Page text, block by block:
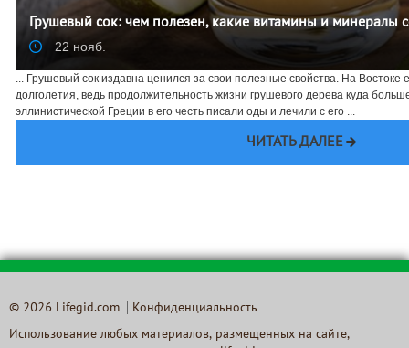
Грушевый сок: чем полезен, какие витамины и минералы
22 нояб.
... Грушевый сок издавна ценился за свои полезные свойства. На Востоке
долголетия, ведь продолжительность жизни грушевого дерева куда
эллинистической Греции в его честь писали оды и лечили с его ...
ЧИТАТЬ ДАЛЕЕ
© 2026 Lifegid.com Конфиденциальность
Использование любых материалов, размещенных на сайте,